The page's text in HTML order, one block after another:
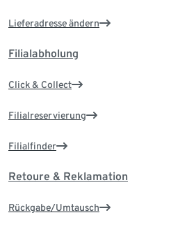
Lieferadresse ändern
Filialabholung
Click & Collect
Filialreservierung
Filialfinder
Retoure & Reklamation
Rückgabe/Umtausch